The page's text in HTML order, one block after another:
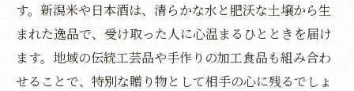
す。新潟米や日本酒は、清らかな水と肥沃な土壌から生
まれた逸品で、受け取った人に心温まるひとときを届け
ます。地域の伝統工芸品や手作りの加工食品も組み合わ
せることで、特別な贈り物として相手の心に残るでしょ